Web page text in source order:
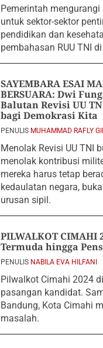
Pemerintah
untuk sektor-sektor
pendidikan dan
pembahasan RUU TNI
SAYEMBARA ESAI
BERSUARA: Dwi
Balutan Revisi UU
bagi Demokrasi Kita
PENULIS MUHAMMAD RAFLY
Menolak Revisi UU TNI
menolak kontribusi
mereka harus tetap
kedaulatan negara,
urusan sipil.
PILWALKOT CIMAHI
Termuda hingga
PENULIS NABILA EVA HILFANI
Pilwalkot Cimahi 2024
pasangan kandidat.
Bandung, Kota Cimahi
masalah.